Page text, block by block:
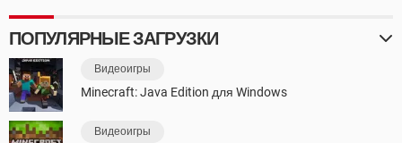
ПОПУЛЯРНЫЕ ЗАГРУЗКИ
Видеоигры
Minecraft: Java Edition для Windows
Видеоигры